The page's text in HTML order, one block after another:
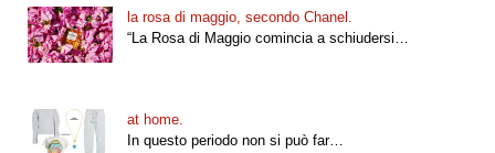
la rosa di maggio, secondo Chanel.
“La Rosa di Maggio comincia a schiudersi…
at home.
In questo periodo non si può far…